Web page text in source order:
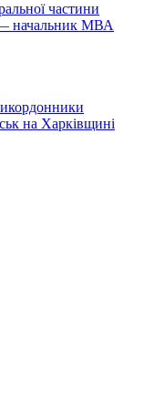
частини
— начальник МВА
на Харківщині